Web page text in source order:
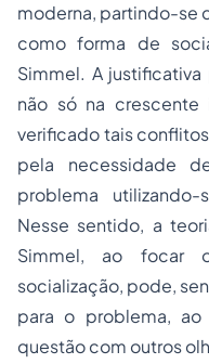
moderna, partindo-se
como forma de
Simmel. A
não só na
verificado tais
pela necessidade
problema
Nesse sentido, a
Simmel, ao focar
socialização, pode,
para o problema,
questão com outros